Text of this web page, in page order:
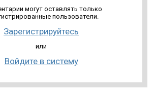
могут оставлять только
пользователи.
Зарегистрируйтесь
или
Войдите в систему